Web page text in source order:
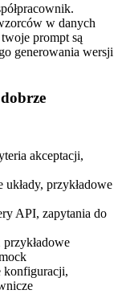
w danych
prompt są
generowania wersji
akceptacji,
przykładowe
API, zapytania do